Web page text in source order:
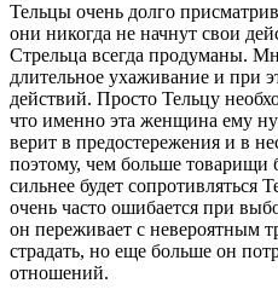
Тельцы очень долго
они никогда не начнут свои
Стрельца всегда продуманы.
длительное ухаживание и при
действий. Просто Тельцу
что именно эта женщина ему
верит в предостережения и в
поэтому, чем больше товарищи
сильнее будет сопротивляться
очень часто ошибается при
он переживает с невероятным
страдать, но еще больше он
отношений.